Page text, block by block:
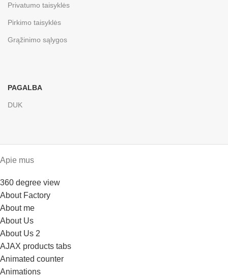
Privatumo taisyklės
Pirkimo taisyklės
Grąžinimo sąlygos
PAGALBA
DUK
Apie mus
360 degree view
About Factory
About me
About Us
About Us 2
AJAX products tabs
Animated counter
Animations